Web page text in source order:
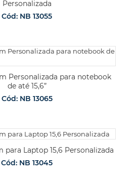
Personalizada
Cód: NB 13055
Personalizada para notebook
de até 15,6”
Cód: NB 13065
Laptop 15,6 Personalizada
Cód: NB 13045